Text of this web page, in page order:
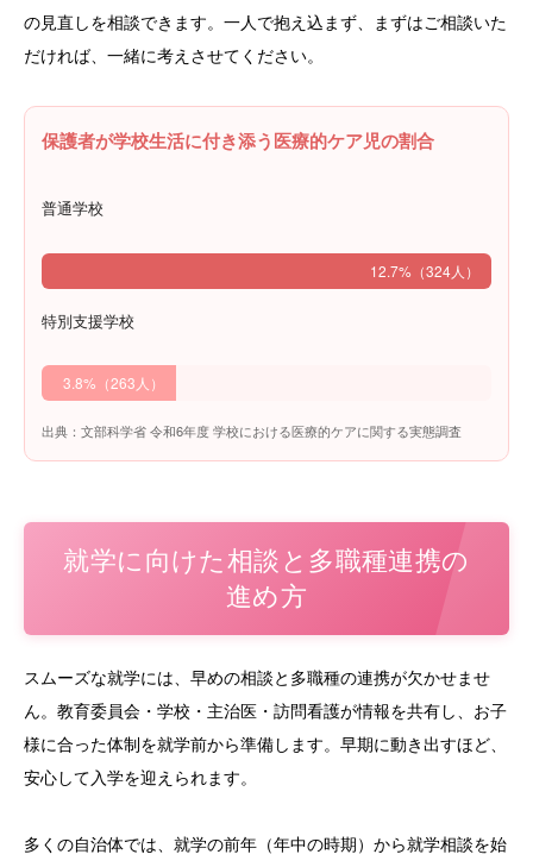
の見直しを相談できます。一人で抱え込まず、まずはご相談いた
だければ、一緒に考えさせてください。
保護者が学校生活に付き添う医療的ケア児の割合
普通学校
12.7%（324人）
特別支援学校
3.8%（263人）
出典：文部科学省 令和6年度 学校における医療的ケアに関する実態調査
就学に向けた相談と多職種連携の
進め方
スムーズな就学には、早めの相談と多職種の連携が欠かせませ
ん。教育委員会・学校・主治医・訪問看護が情報を共有し、お子
様に合った体制を就学前から準備します。早期に動き出すほど、
安心して入学を迎えられます。
多くの自治体では、就学の前年（年中の時期）から就学相談を始